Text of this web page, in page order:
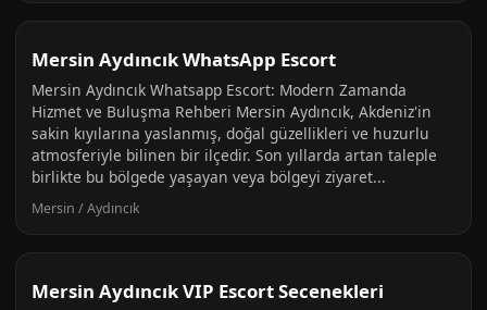
Mersin Aydıncık WhatsApp Escort
Mersin Aydıncık Whatsapp Escort: Modern Zamanda
Hizmet ve Buluşma Rehberi Mersin Aydıncık, Akdeniz'in
sakin kıyılarına yaslanmış, doğal güzellikleri ve huzurlu
atmosferiyle bilinen bir ilçedir. Son yıllarda artan taleple
birlikte bu bölgede yaşayan veya bölgeyi ziyaret...
Mersin / Aydıncık
Mersin Aydıncık VIP Escort Secenekleri